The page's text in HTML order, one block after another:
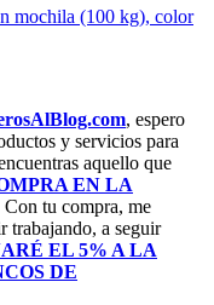
mochila (100 kg), color
, espero
y servicios para
aquello que
EN LA
Con tu compra, me
trabajando, a seguir
EL 5% A LA
DE